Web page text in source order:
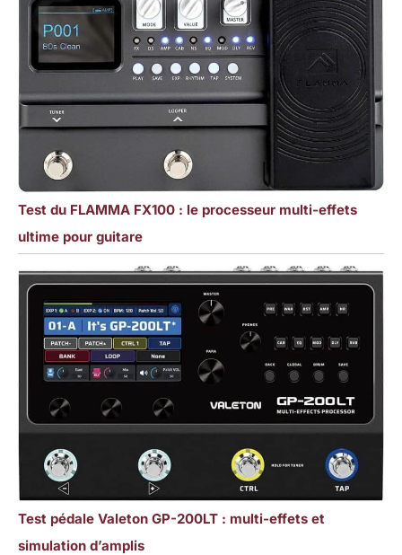
Test du FLAMMA FX100 : le processeur multi-effets
ultime pour guitare
Test pédale Valeton GP-200LT : multi-effets et
simulation d’amplis